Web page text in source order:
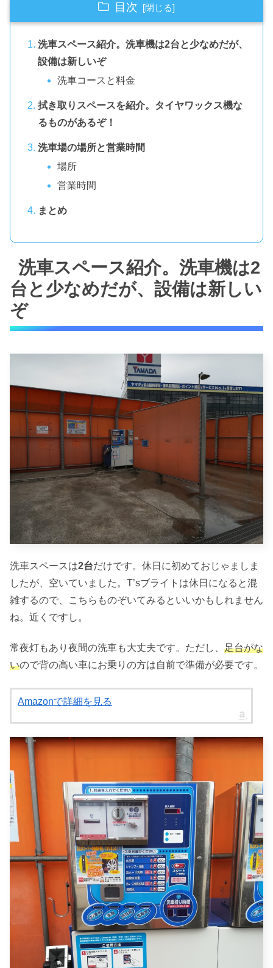
目次
洗車スペース紹介。洗車機は2台と少なめだが、
設備は新しいぞ
洗車コースと料金
拭き取りスペースを紹介。タイヤワックス機な
るものがあるぞ！
洗車場の場所と営業時間
場所
営業時間
まとめ
洗車スペース紹介。洗車機は2
台と少なめだが、設備は新しい
ぞ
洗車スペースは2台だけです。休日に初めておじゃましま
したが、空いていました。T’sブライトは休日になると混
雑するので、こちらものぞいてみるといいかもしれません
ね。近くですし。
常夜灯もあり夜間の洗車も大丈夫です。ただし、 足台がな
いので背の高い車にお乗りの方は自前で準備が必要です。
Amazonで詳細を見る